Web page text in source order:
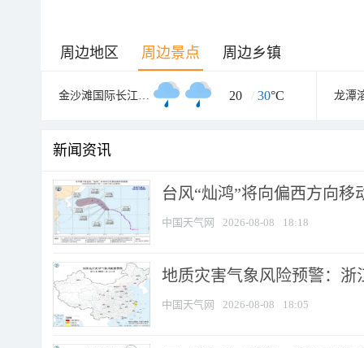
周边地区 周边景点 周边乡镇
金沙滩国际长江漂流基地 20 / 30°C 龙潭
新闻资讯
台风“灿鸿”将向偏西方向移
中国天气网 2026-08-08 18:18
地质灾害气象风险预警：
中国天气网 2026-08-08 18:05